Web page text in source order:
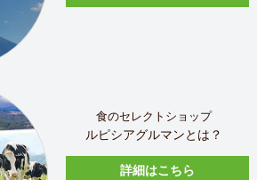
食のセレクトショップ
ルピシアグルマンとは？
詳細はこちら